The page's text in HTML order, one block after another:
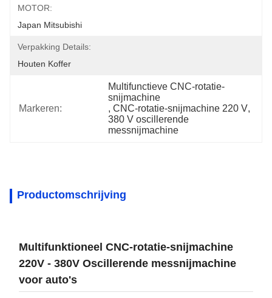
MOTOR:
Japan Mitsubishi
Verpakking Details:
Houten Koffer
Markeren:
Multifunctieve CNC-rotatie-
snijmachine
, CNC-rotatie-snijmachine 220 V
380 V oscillerende
messnijmachine
Productomschrijving
Multifunktioneel CNC-rotatie-snijmachine
220V - 380V Oscillerende messnijmachine
voor auto's